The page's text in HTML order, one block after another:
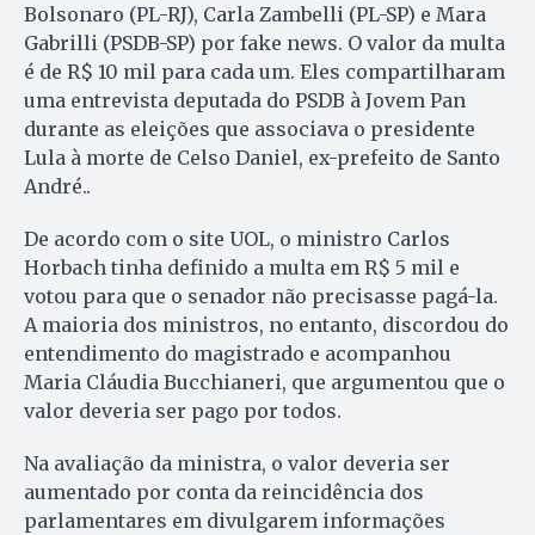
Bolsonaro (PL-RJ), Carla Zambelli (PL-SP) e Mara
Gabrilli (PSDB-SP) por fake news. O valor da multa
é de R$ 10 mil para cada um. Eles compartilharam
uma entrevista deputada do PSDB à Jovem Pan
durante as eleições que associava o presidente
Lula à morte de Celso Daniel, ex-prefeito de Santo
André..
De acordo com o site UOL, o ministro Carlos
Horbach tinha definido a multa em R$ 5 mil e
votou para que o senador não precisasse pagá-la.
A maioria dos ministros, no entanto, discordou do
entendimento do magistrado e acompanhou
Maria Cláudia Bucchianeri, que argumentou que o
valor deveria ser pago por todos.
Na avaliação da ministra, o valor deveria ser
aumentado por conta da reincidência dos
parlamentares em divulgarem informações